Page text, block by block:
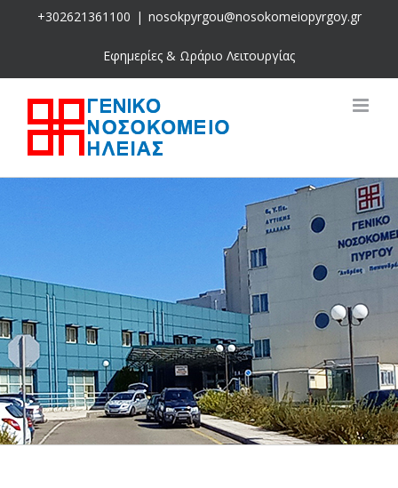
+302621361100 | nosokpyrgou@nosokomeiopyrgoy.gr
Εφημερίες & Ωράριο Λειτουργίας